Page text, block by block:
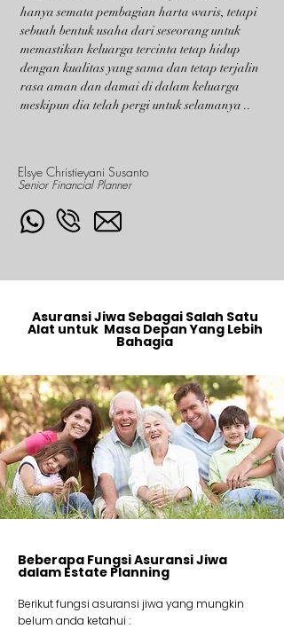
hanya semata pembagian harta waris, tetapi
sebuah bentuk usaha dari seseorang untuk
memastikan keluarga tercinta tetap hidup
dengan kualitas yang sama dan tetap terjalin
rasa aman dan damai di dalam keluarga
meskipun dia telah pergi untuk selamanya ..
Elsye Christieyani Susanto
Senior Financial Planner
Asuransi Jiwa Sebagai Salah Satu
Alat untuk Masa Depan Yang Lebih
Bahagia
Beberapa Fungsi Asuransi Jiwa
dalam Estate Planning
Berikut fungsi asuransi jiwa yang mungkin
belum anda ketahui :